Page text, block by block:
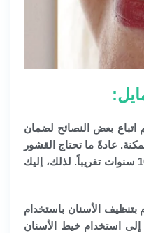
اتباع بعض النصائح لضمان
عادةً ما تحتاج القشور
الخزفية إلى استبدالها بعد 5 إلى 10 سنوات تقريباً. لذلك، إليك
بتنظيف الأسنان باستخدام
إلى استخدام خيط الأسنان